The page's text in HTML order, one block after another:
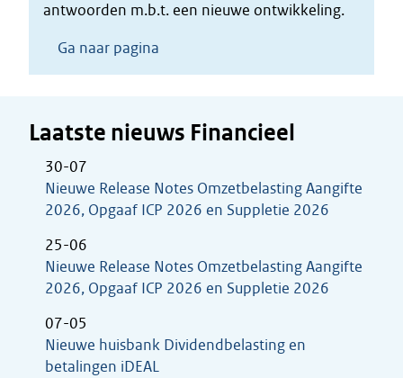
antwoorden m.b.t. een nieuwe ontwikkeling.
Ga naar pagina
Laatste nieuws Financieel
30-07
Nieuwe Release Notes Omzetbelasting Aangifte
2026, Opgaaf ICP 2026 en Suppletie 2026
25-06
Nieuwe Release Notes Omzetbelasting Aangifte
2026, Opgaaf ICP 2026 en Suppletie 2026
07-05
Nieuwe huisbank Dividendbelasting en
betalingen iDEAL